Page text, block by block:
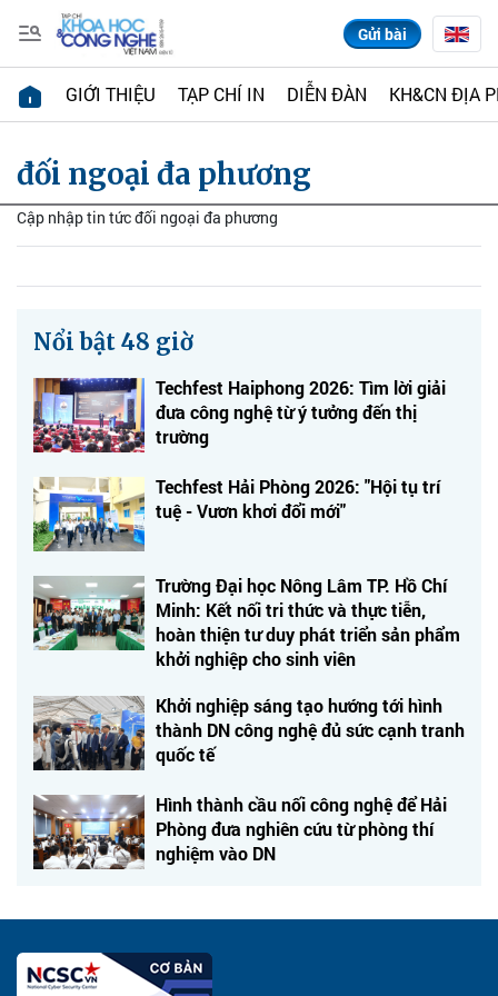
Gửi bài
GIỚI THIỆU TẠP CHÍ IN DIỄN ĐÀN KH&CN ĐỊA
đối ngoại đa phương
Cập nhập tin tức đối ngoại đa phương
Nổi bật 48 giờ
Techfest Haiphong 2026: Tìm lời giải
đưa công nghệ từ ý tưởng đến thị
trường
Techfest Hải Phòng 2026: "Hội tụ trí
tuệ - Vươn khơi đổi mới"
Trường Đại học Nông Lâm TP. Hồ Chí
Minh: Kết nối tri thức và thực tiễn,
hoàn thiện tư duy phát triển sản phẩm
khởi nghiệp cho sinh viên
Khởi nghiệp sáng tạo hướng tới hình
thành DN công nghệ đủ sức cạnh tranh
quốc tế
Hình thành cầu nối công nghệ để Hải
Phòng đưa nghiên cứu từ phòng thí
nghiệm vào DN